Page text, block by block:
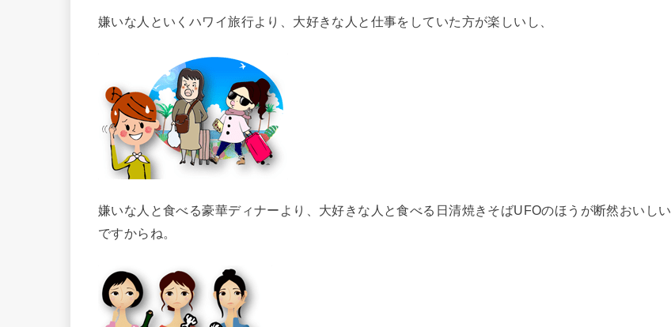
嫌いな人といくハワイ旅行より、大好きな人と仕事をしていた方が楽しいし、
嫌いな人と食べる豪華ディナーより、大好きな人と食べる日清焼きそばUFOのほうが断然おいしい
ですからね。